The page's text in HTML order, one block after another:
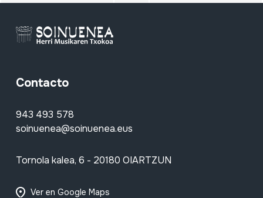
Contacto
943 493 578
soinuenea@soinuenea.eus
Tornola kalea, 6 - 20180 OIARTZUN
Ver en Google Maps